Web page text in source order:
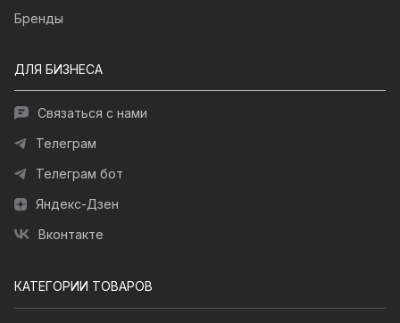
Бренды
ДЛЯ БИЗНЕСА
Связаться с нами
Телеграм
Телеграм бот
Яндекс-Дзен
Вконтакте
КАТЕГОРИИ ТОВАРОВ